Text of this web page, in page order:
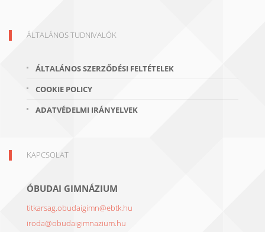
ÁLTALÁNOS TUDNIVALÓK
ÁLTALÁNOS SZERZŐDÉSI FELTÉTELEK
COOKIE POLICY
ADATVÉDELMI IRÁNYELVEK
KAPCSOLAT
ÓBUDAI GIMNÁZIUM
titkarsag.obudaigimn@ebtk.hu
iroda@obudaigimnazium.hu